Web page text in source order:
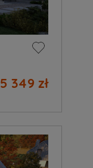
5 349 zł